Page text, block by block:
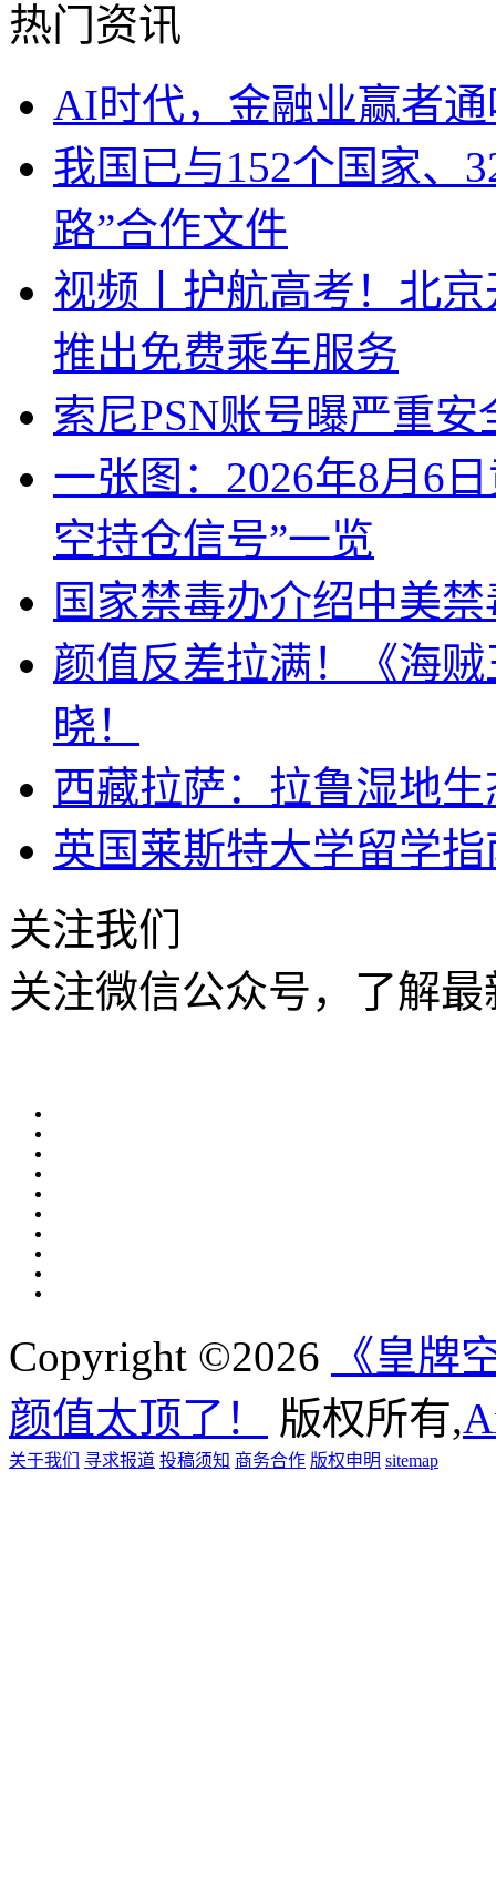
热门资讯
AI时代，金融业赢者
我国已与152个国家、
路”合作文件
视频丨护航高考！北
推出免费乘车服务
索尼PSN账号曝严重
一张图：2026年8月6
空持仓信号”一览
国家禁毒办介绍中美
颜值反差拉满！《海
晓！
西藏拉萨：拉鲁湿地
英国莱斯特大学留学
关注我们
关注微信公众号，了解
Copyright ©2026
《皇牌
颜值太顶了！
版权所有,
关于我们 寻求报道 投稿须知 商务合作 版权申明 sitemap